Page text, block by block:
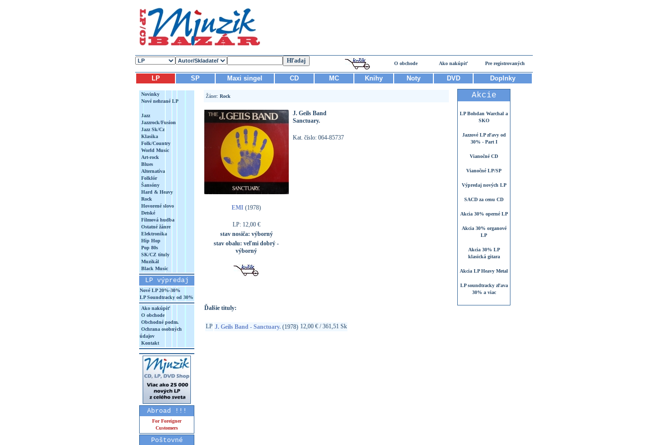
O obchode Ako nakúpiť Pre registrovaných
LP SP Maxi singel CD MC Knihy Noty DVD Doplnky
Novinky
Nové nehrané LP
Jazz
Jazzrock/Fusion
Jazz Sk/Cz
Klasika
Folk/Country
World Music
Art-rock
Blues
Alternatíva
Folklór
Šansóny
Hard & Heavy
Rock
Hovorené slovo
Detské
Filmová hudba
Ostatné žánre
Elektronika
Hip Hop
Pop 80s
SK/CZ tituly
Muzikál
Black Music
LP výpredaj
Nové LP 20%-30%
LP Soundtracky od 30%
Ako nakúpiť
O obchode
Obchodné podm.
Ochrana osobných
údajov
Kontakt
Abroad !!!
For Foreigner
Customers
Poštovné
Žáner: Rock
EMI (1978)
LP: 12,00 €
stav nosiča: výborný
stav obalu: veľmi dobrý -
výborný
J. Geils Band
Sanctuary.
Kat. číslo: 064-85737
Ďalšie tituly:
LP J. Geils Band - Sanctuary.(1978) 12,00 € / 361,51 Sk
Akcie
LP Bohdan Warchal a
SKO
Jazzové LP zľavy od
30% - Part I
Vianočné CD
Vianočné LP/SP
Výpredaj nových LP
SACD za cenu CD
Akcia 30% operné LP
Akcia 30% organové
LP
Akcia 30% LP
klasická gitara
Akcia LP Heavy Metal
LP soundtracky zľava
30% a viac